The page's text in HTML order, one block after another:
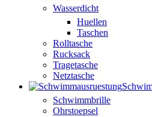
Wasserdicht
Huellen
Taschen
Rolltasche
Rucksack
Tragetasche
Netztasche
Schwimmbrille
Ohrstoepsel